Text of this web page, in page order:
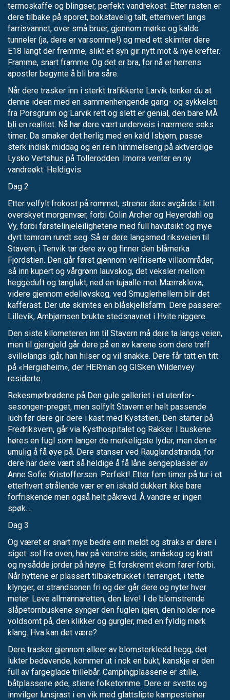
termoskaffe og blingser, perfekt vandrekost. Etter rasten er
dere tilbake på sporet, bokstavelig talt, etterhvert langs
farrisvannet, over små bruer, gjennom mørke og kalde
tunneler (ja, dere er varsomme!) og med ett skimter dere
E18 langt der fremme, slikt et syn gir nytt mot & nye krefter.
Framme, snart framme. Og det er bra, for nå er herrens
apostler begynte å bli bra såre.
Når dere trasker inn i sterkt trafikkerte Larvik tenker du at
denne ideen med en sammenhengende gang- og sykkelsti
fra Porsgrunn og Larvik rett og slett er genial, den bare MÅ
bli en realitet. Nå har dere vært underveis i nærmere seks
timer. Da smaker det herlig med en kald Isbjørn, passe
sterk indisk middag og en rein himmelseng på aktverdige
Lysko Vertshus på Tollerodden. Imorra venter en ny
vandreøkt. Heldigvis.
Dag 2
Etter velfylt frokost på rommet, strener dere avgårde i lett
overskyet morgenvær, forbi Colin Archer og Heyerdahl og
Vy, forbi førstelinjeleilighetene med full havutsikt og mye
dyrt tomrom rundt seg. Så er dere langsmed riksveien til
Stavern, i Tenvik tar dere av og finner den blåmerka
Fjordstien. Den går først gjennom velfriserte villaområder,
så inn kupert og vårgrønn lauvskog, det veksler mellom
heggeduft og tanglukt, ned en tujaalle mot Mærraklova,
videre gjennom edelløvskog, ved Smuglerhellern blir det
kafferast. Der ute skimtes en blåskjellsfarm. Dere passerer
Lillevik, Ambjørnsen brukte stedsnavnet i Hvite niggere.
Den siste kilometeren inn til Stavern må dere ta langs veien,
men til gjengjeld går dere på en av karene som dere traff
svillelangs igår, han hilser og vil snakke. Dere får tatt en titt
på «Hergisheim», der HERman og GISken Wildenvey
residerte.
Rekesmørbrødene på Den gule galleriet i et utenfor-
sesongen-preget, men solfylt Stavern er helt passende
luch før dere gir dere i kast med Kyststien, Den starter på
Fredriksvern, går via Kysthospitalet og Rakker. I buskene
høres en fugl som langer de merkeligste lyder, men den er
umulig å få øye på. Dere stanser ved Rauglandstranda, for
dere har dere vært så heldige å få låne sengeplasser av
Anne Sofie Kristoffersen. Perfekt! Etter fem timer på tur i et
etterhvert strålende vær er en iskald dukkert ikke bare
forfriskende men også helt påkrevd. Å vandre er ingen
spøk....
Dag 3
Og været er snart mye bedre enn meldt og straks er dere i
siget: sol fra oven, hav på venstre side, småskog og kratt
og nysådde jorder på høyre. Et forskremt ekorn farer forbi.
Når hyttene er plassert tilbaketrukket i terrenget, i tette
klynger, er strandsonen fri og der går dere og nyter hver
meter. Leve allmannaretten, den leve! I de blomstrende
slåpetornbuskene synger den fuglen igjen, den holder noe
voldsomt på, den klikker og gurgler, med en fyldig mørk
klang. Hva kan det være?
Dere trasker gjennom alleer av blomsterkledd hegg, det
lukter bedøvende, kommer ut i nok en bukt, kanskje er den
full av fargeglade trillebår. Campingplassene er stille,
båtplassene øde, stiene folketomme. Dere er svette og
innvilger lunsjrast i en vik med glattslipte kampesteiner